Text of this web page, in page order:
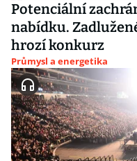
Potenciální
nabídku.
hrozí konkurz
Průmysl a energetika